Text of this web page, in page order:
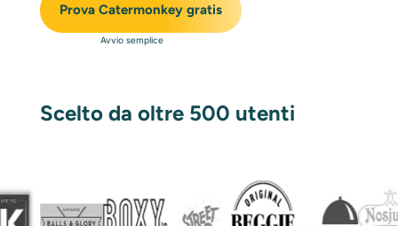
Prova Catermonkey gratis
Avvio semplice
Scelto da oltre 500 utenti